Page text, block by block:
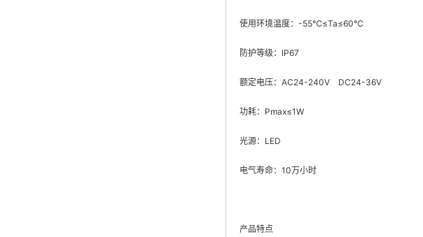
使用环境温度：-55℃≤Ta≤60℃
防护等级：IP67
额定电压：AC24-240V DC24-36V
功耗：Pmax≤1W
光源：LED
电气寿命：10万小时
产品特点